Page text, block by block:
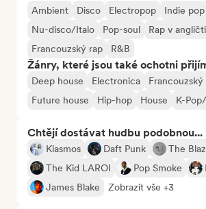
Ambient Disco Electropop Indie pop
Nu-disco/Italo
Pop-soul
Rap v
Francouzský rap
R&B
Žánry, které jsou také ochotni
Deep house Electronica
Francouzský
Future house
Hip-hop House K-
Chtějí dostávat hudbu podobnou...
Kiasmos Daft Punk The
The Kid LAROI
Pop Smoke
James Blake
Zobrazit vše +3